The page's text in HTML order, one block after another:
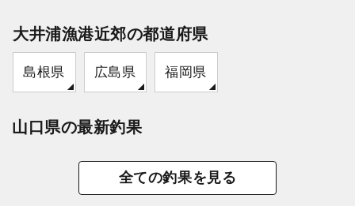
大井浦漁港近郊の都道府県
島根県 広島県 福岡県
山口県の最新釣果
全ての釣果を見る